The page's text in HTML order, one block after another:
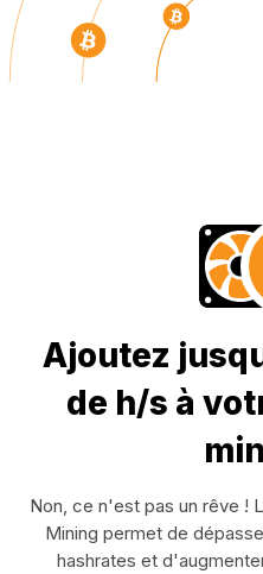
Ajoutez
de h/s à
Non, ce n'est pas un rêve !
Mining permet de
hashrates et